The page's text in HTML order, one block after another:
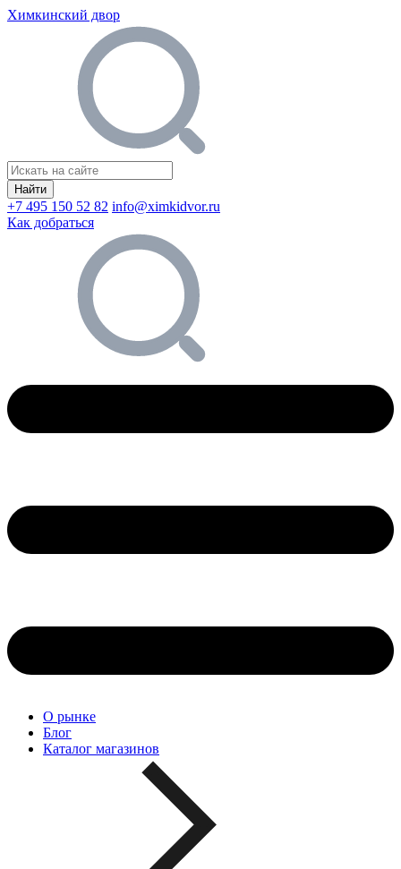
Химкинский двор
Найти
+7 495 150 52 82 info@ximkidvor.ru
Как добраться
О рынке
Блог
Каталог магазинов